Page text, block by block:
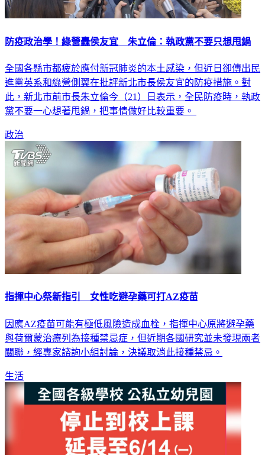
防疫政治學！綠營轟侯友宜 朱立倫：執政黨不要只想甩鍋
全國各縣市都疲於應付新冠肺炎的本土感染，但近日卻傳出民
進黨英系和綠營側翼在批評新北市長侯友宜的防疫措施。對
此，新北市前市長朱立倫今（21）日表示，全民防疫時，執政
黨不要一心想著甩鍋，把事情做好比較重要。
政治
指揮中心祭新指引 女性吃避孕藥可打AZ疫苗
因應AZ疫苗可能有極低風險造成血栓，指揮中心原將避孕藥
與荷爾蒙治療列為接種禁忌症，但近期各國研究並未發現兩者
關聯，經專家諮詢小組討論，決議取消此接種禁忌。
生活